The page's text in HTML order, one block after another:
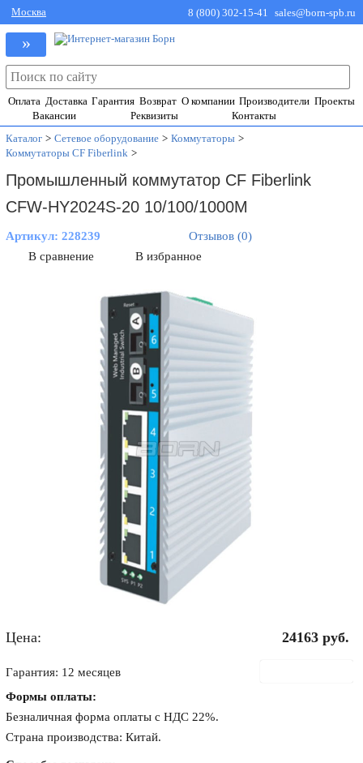
Москва 8 (800) 302-15-41 sales@born-spb.ru
»
Оплата Доставка Гарантия Возврат О компании Производители Проекты
Вакансии
Реквизиты
Контакты
Каталог > Сетевое оборудование > Коммутаторы >
Коммутаторы CF Fiberlink >
Промышленный коммутатор CF Fiberlink
CFW-HY2024S-20 10/100/1000M
Артикул:228239
Отзывов (0)
В сравнение
В избранное
Цена: 24163 руб.
Гарантия: 12 месяцев
Формы оплаты:
Безналичная форма оплаты с НДС 22%.
Страна производства: Китай.